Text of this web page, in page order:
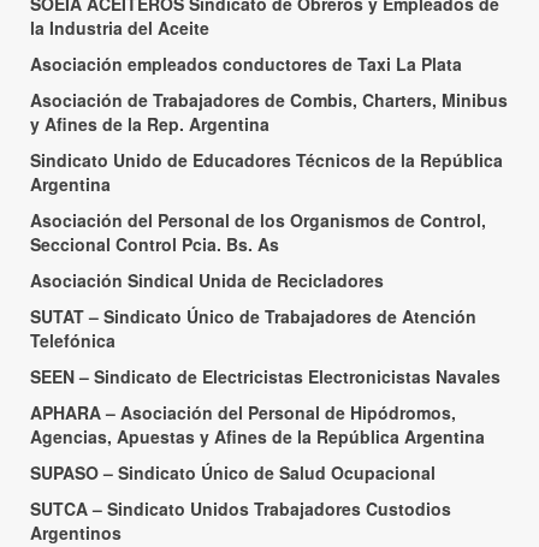
la Industria del Aceite
Asociación empleados conductores de Taxi La Plata
Asociación de Trabajadores de Combis, Charters, Minibus
y Afines de la Rep. Argentina
Sindicato Unido de Educadores Técnicos de la República
Argentina
Asociación del Personal de los Organismos de Control,
Seccional Control Pcia. Bs. As
Asociación Sindical Unida de Recicladores
SUTAT – Sindicato Único de Trabajadores de Atención
Telefónica
SEEN – Sindicato de Electricistas Electronicistas Navales
APHARA – Asociación del Personal de Hipódromos,
Agencias, Apuestas y Afines de la República Argentina
SUPASO – Sindicato Único de Salud Ocupacional
SUTCA – Sindicato Unidos Trabajadores Custodios
Argentinos